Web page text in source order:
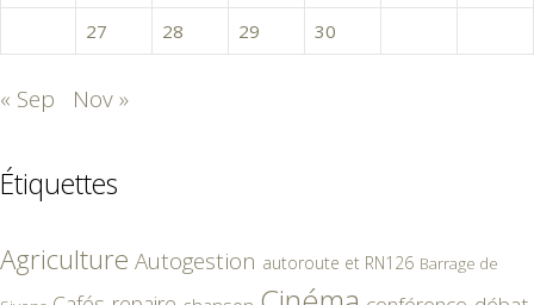
27 28 29 30
« Sep Nov »
Étiquettes
Agriculture Autogestion autoroute et RN126 Barrage de